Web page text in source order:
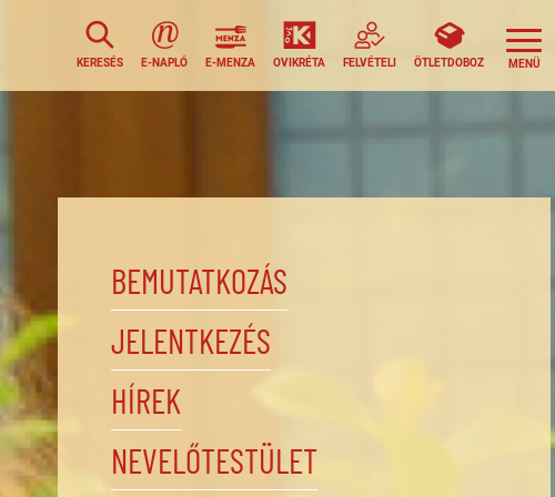
KERESÉS E-NAPLÓ E-MENZA OVIKRÉTA FELVÉTELI ÖTLETDOBOZ
BEMUTATKOZÁS
JELENTKEZÉS
HÍREK
NEVELŐTESTÜLET